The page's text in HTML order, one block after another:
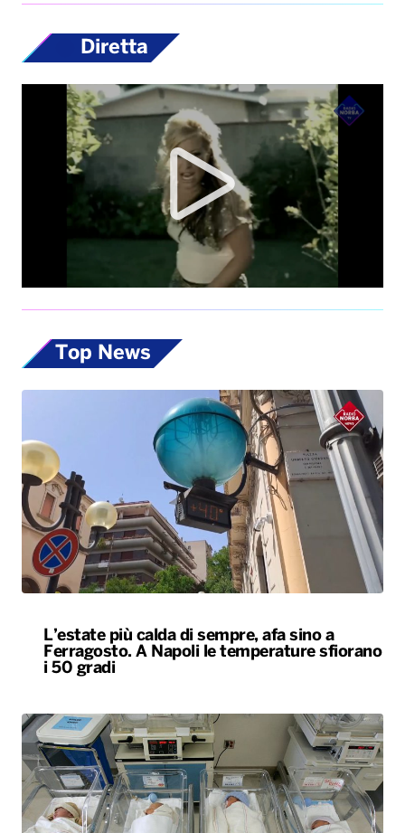
Diretta
Top News
L’estate più calda di sempre, afa sino a
Ferragosto. A Napoli le temperature sfiorano
i 50 gradi